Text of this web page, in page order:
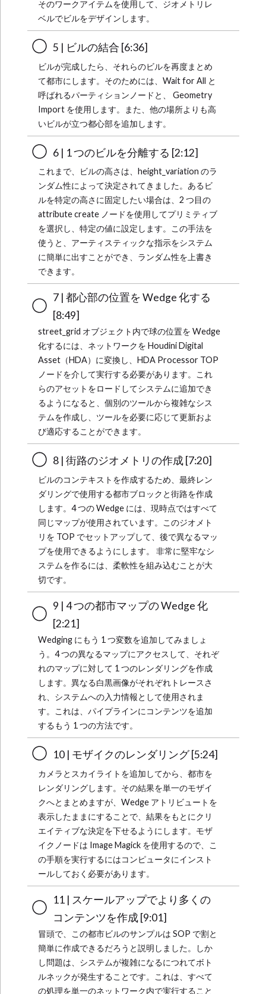
そのワークアイテムを使用して、ジオメトリレ
ベルでビルをデザインします。
5 | ビルの結合 [6:36]
ビルが完成したら、それらのビルを再度まとめ
て都市にします。そのためには、Wait for All と
呼ばれるパーティションノードと、 Geometry
Import を使用します。また、他の場所よりも高
いビルが立つ都心部を追加します。
6 | 1 つのビルを分離する [2:12]
これまで、ビルの高さは、height_variation のラ
ンダム性によって決定されてきました。あるビ
ルを特定の高さに固定したい場合は、2 つ目の
attribute create ノードを使用してプリミティブ
を選択し、特定の値に設定します。この手法を
使うと、アーティスティックな指示をシステム
に簡単に出すことができ、ランダム性を上書き
できます。
7 | 都心部の位置を Wedge 化する
[8:49]
street_grid オブジェクト内で球の位置を Wedge
化するには、ネットワークを Houdini Digital
Asset（HDA）に変換し、HDA Processor TOP
ノードを介して実行する必要があります。これ
らのアセットをロードしてシステムに追加でき
るようになると、個別のツールから複雑なシス
テムを作成し、ツールを必要に応じて更新およ
び適応することができます。
8 | 街路のジオメトリの作成 [7:20]
ビルのコンテキストを作成するため、最終レン
ダリングで使用する都市ブロックと街路を作成
します。4 つの Wedge には、現時点ではすべて
同じマップが使用されています。このジオメト
リを TOP でセットアップして、後で異なるマッ
プを使用できるようにします。 非常に堅牢なシ
ステムを作るには、柔軟性を組み込むことが大
切です。
9 | 4 つの都市マップの Wedge 化
[2:21]
Wedging にもう 1 つ変数を追加してみましょ
う。4 つの異なるマップにアクセスして、それぞ
れのマップに対して 1 つのレンダリングを作成
します。異なる白黒画像がそれぞれトレースさ
れ、システムへの入力情報として使用されま
す。これは、パイプラインにコンテンツを追加
するもう 1 つの方法です。
10 | モザイクのレンダリング [5:24]
カメラとスカイライトを追加してから、都市を
レンダリングします。その結果を単一のモザイ
クへとまとめますが、Wedge アトリビュートを
表示したままにすることで、結果をもとにクリ
エイティブな決定を下せるようにします。モザ
イクノードは Image Magick を使用するので、こ
の手順を実行するにはコンピュータにインスト
ールしておく必要があります。
11 | スケールアップでより多くの
コンテンツを作成 [9:01]
冒頭で、この都市ビルのサンプルは SOP で割と
簡単に作成できるだろうと説明しました。しか
し問題は、システムが複雑になるにつれてボト
ルネックが発生することです。これは、すべて
の処理を単一のネットワーク内で実行すること